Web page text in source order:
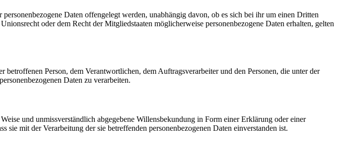
Daten offengelegt werden, unabhängig davon, ob es sich bei ihr um einen Dritten
oder dem Recht der Mitgliedstaaten möglicherweise personenbezogene Daten erhalten, gelten
Person, dem Verantwortlichen, dem Auftragsverarbeiter und den Personen, die unter der
Daten zu verarbeiten.
und unmissverständlich abgegebene Willensbekundung in Form einer Erklärung oder einer
mit der Verarbeitung der sie betreffenden personenbezogenen Daten einverstanden ist.